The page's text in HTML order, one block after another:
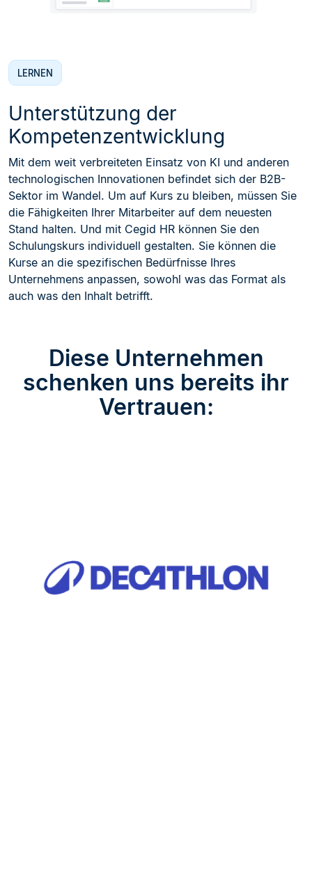
LERNEN
Unterstützung der
Kompetenzentwicklung
Mit dem weit verbreiteten Einsatz von KI und anderen
technologischen Innovationen befindet sich der B2B-
Sektor im Wandel. Um auf Kurs zu bleiben, müssen Sie
die Fähigkeiten Ihrer Mitarbeiter auf dem neuesten
Stand halten. Und mit Cegid HR können Sie den
Schulungskurs individuell gestalten. Sie können die
Kurse an die spezifischen Bedürfnisse Ihres
Unternehmens anpassen, sowohl was das Format als
auch was den Inhalt betrifft.
Diese Unternehmen
schenken uns bereits ihr
Vertrauen: